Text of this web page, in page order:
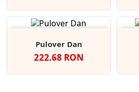
Pulover Dan
Pret
222.68 RON